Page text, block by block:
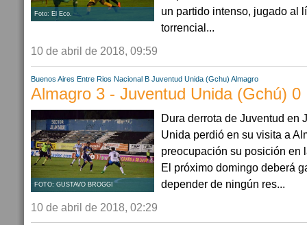
Foto: El Eco.
un partido intenso, jugado al
torrencial...
10 de abril de 2018, 09:59
Buenos Aires Entre Rios Nacional B Juventud Unida (Gchu) Almagro
Almagro 3 - Juventud Unida (Gchú) 0
FOTO: GUSTAVO BROGGI
Dura derrota de Juventud en
Unida perdió en su visita a
preocupación su posición en
El próximo domingo deberá
depender de ningún res...
10 de abril de 2018, 02:29